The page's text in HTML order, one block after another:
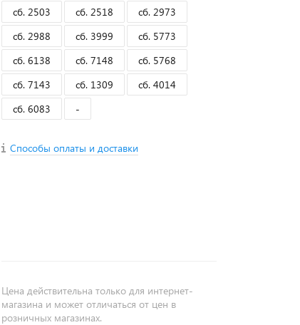
сб. 2503
сб. 2518
сб. 2973
сб. 2988
сб. 3999
сб. 5773
сб. 6138
сб. 7148
сб. 5768
сб. 7143
сб. 1309
сб. 4014
сб. 6083
-
Способы оплаты и доставки
Цена действительна только для интернет-
магазина и может отличаться от цен в
розничных магазинах.